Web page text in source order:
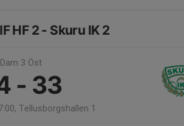
HF 2 - Skuru IK 2
Dam 3 Öst
- 33
Tellusborgshallen 1